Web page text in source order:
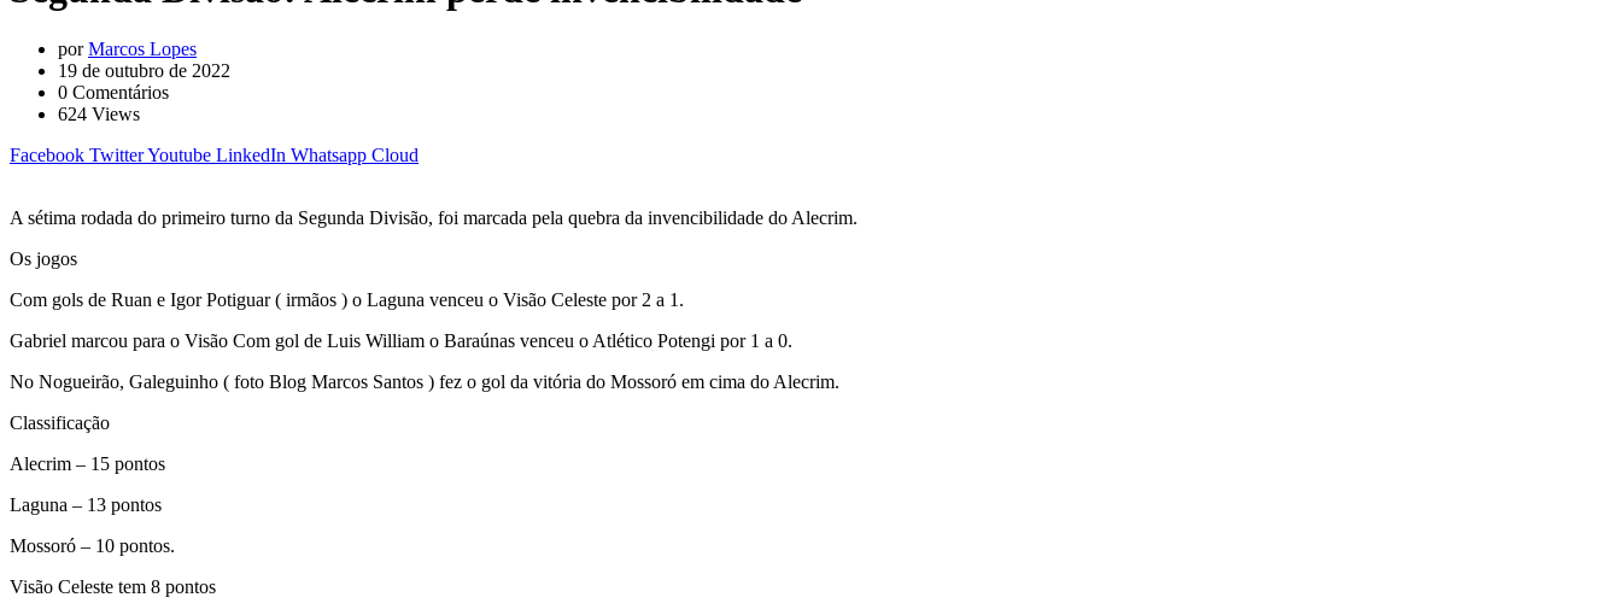
porMarcos Lopes
19 de outubro de 2022
0 Comentários
624 Views
Facebook TwitterYoutube LinkedIn Whatsapp Cloud
A sétima rodada do primeiro turno da Segunda Divisão, foi marcada pela quebra da invencibilidade do Alecrim.
Os jogos
Com gols de Ruan e Igor Potiguar ( irmãos ) o Laguna venceu o Visão Celeste por 2 a 1.
Gabriel marcou para o Visão Com gol de Luis William o Baraúnas venceu o Atlético Potengi por 1 a 0.
No Nogueirão, Galeguinho ( foto Blog Marcos Santos ) fez o gol da vitória do Mossoró em cima do Alecrim.
Classificação
Alecrim – 15 pontos
Laguna – 13 pontos
Mossoró – 10 pontos.
Visão Celeste tem 8 pontos